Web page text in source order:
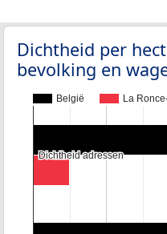
Dichtheid per
bevolking en
België La
Dichtheid adressen
Dichtheid adressen